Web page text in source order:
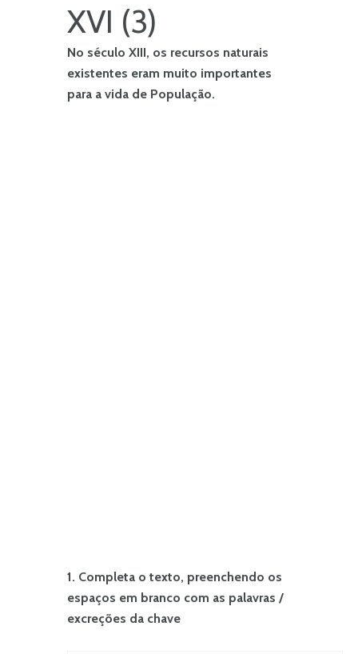
XVI (3)
No século XIII, os recursos naturais
existentes eram muito importantes
para a vida de População.
1. Completa o texto, preenchendo os
espaços em branco com as palavras /
excreções da chave